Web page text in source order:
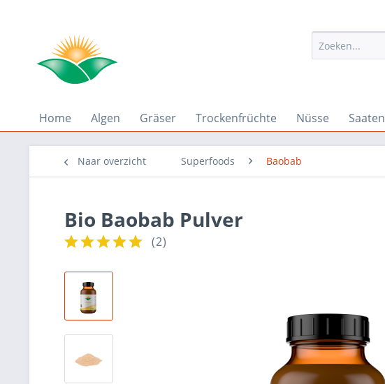
Home Algen Gräser Trockenfrüchte Nüsse Saaten
Naar overzicht Superfoods Baobab
Bio Baobab Pulver
(2)